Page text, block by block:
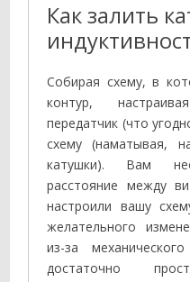
Как залить
Собирая схему, в
контур,
передатчик (что
схему (наматывая,
катушки). Вам
расстояние между
настроили вашу
желательного
из-за
достаточно